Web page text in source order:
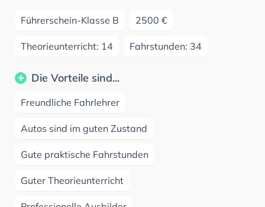
Führerschein-Klasse B 2500 €
Theorieunterricht: 14 Fahrstunden: 34
Die Vorteile sind...
Freundliche Fahrlehrer
Autos sind im guten Zustand
Gute praktische Fahrstunden
Guter Theorieunterricht